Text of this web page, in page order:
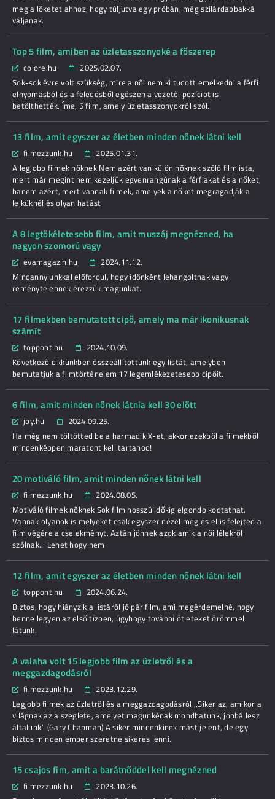
meg a löketet ahhoz, hogy túljutva egy próbán, még szilárdabbakká
váljanak.
Top 5 film, amiben az üzletasszonyoké a főszerep
colore.hu
2025.02.07.
Sok-sok évre volt szükség, mire a női nem ki tudott emelkedni a férfi
elnyomásból és a feledésből egészen a vezetői pozíciót is
betölthették. Íme, 5 film, amely üzletasszonyokról szól.
13 film, amit egyszer az életben minden nőnek látni kell
filmezzunk.hu
2025.01.31.
A legjobb filmek nőknek Nem azért van külön nőknek szóló filmlista,
mert már megint nem kezeljük egyenrangúnak a férfiakat és a nőket,
hanem azért, mert vannak filmek, amelyek a nőket megragadják a
lelküknél és olyan hatást
A 8 legtökéletesebb film, amit muszáj megnézned, ha
nagyon szomorú vagy
evamagazin.hu
2024.11.12.
Mindannyiunkkal előfordul, hogy időnként lehangoltnak vagy
reménytelennek érezzük magunkat.
17 filmekben bemutatott cipő, amely ma már ikonikusnak
számít
toppont.hu
2024.10.09.
Következő cikkünkben összeállítottunk egy listát, amelyben
bemutatjuk a filmtörténelem 17 legemlékezetesebb cipőit.
6 film, amit minden nőnek látnia kell 30 előtt
joy.hu
2024.09.25.
Ha még nem töltötted be a harmadik X-et, akkor ezekből a filmekből
mindenképpen maratont kell tartanod!
20 motiváló film, amit minden nőnek látni kell
filmezzunk.hu
2024.08.05.
Motiváló filmek nőknek Sok film hosszú időkig elgondolkodtathat.
Vannak olyanok is melyeket csak egyszer nézel meg és el is felejted a
film végére a cselekményt. Aztán jönnek azok amik a női lélekről
szólnak... Lehet hogy nem
12 film, amit egyszer az életben minden nőnek látni kell
toppont.hu
2024.06.24.
Biztos, hogy hiányzik a listáról jó pár film, ami megérdemelné, hogy
benne legyen az első tízben, úgyhogy további ötleteket örömmel
látunk.
A valaha volt 15 legjobb film az üzletről és a
meggazdagodásról
filmezzunk.hu
2023.12.29.
Legjobb filmek az üzletről és a meggazdagodásról ,,Siker az, amikor a
világnak az a szeglete, amelyet magunkénak mondhatunk, jobbá lesz
általunk.” (Gary Chapman) A siker mindenkinek mást jelent, de egy
biztos minden ember szeretne sikeres lenni.
15 csajos fim, amit a barátnőddel kell megnézned
filmezzunk.hu
2023.10.26.